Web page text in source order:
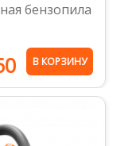
бензопила
В КОРЗИНУ